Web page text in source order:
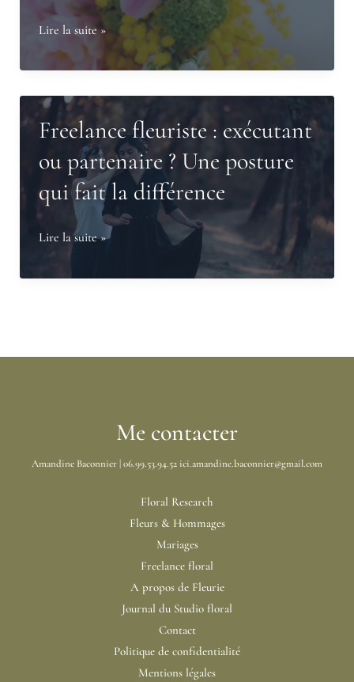
Comment
devenir
fleuriste
:
3
chemins
pour
trouver
votre
voie
Lire la suite »
Freelance fleuriste : exécutant
ou partenaire ? Une posture
qui fait la différence
Freelance
fleuriste
:
fait
Lire la suite »
Me contacter
Amandine Baconnier | 06.99.53.94.52 ici.amandine.baconnier@gmail.com
Floral Research
Fleurs & Hommages
Mariages
Freelance floral
A propos de Fleurie
Journal du Studio floral
Contact
Politique de confidentialité
Mentions légales